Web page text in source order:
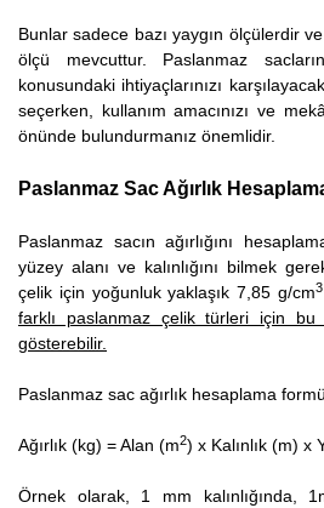
Bunlar sadece bazı yaygın ölçülerdir
ölçü mevcuttur. Paslanmaz
konusundaki ihtiyaçlarınızı
seçerken, kullanım amacınızı ve
önünde bulundurmanız önemlidir.
Paslanmaz Sac Ağırlık
Paslanmaz sacın ağırlığını
yüzey alanı ve kalınlığını bilmek
çelik için yoğunluk yaklaşık 7,85 g/cm3
farklı paslanmaz çelik türleri için bu
gösterebilir.
Paslanmaz sac ağırlık hesaplama
Ağırlık (kg) = Alan (m2) x Kalınlık (m) x
Örnek olarak, 1 mm